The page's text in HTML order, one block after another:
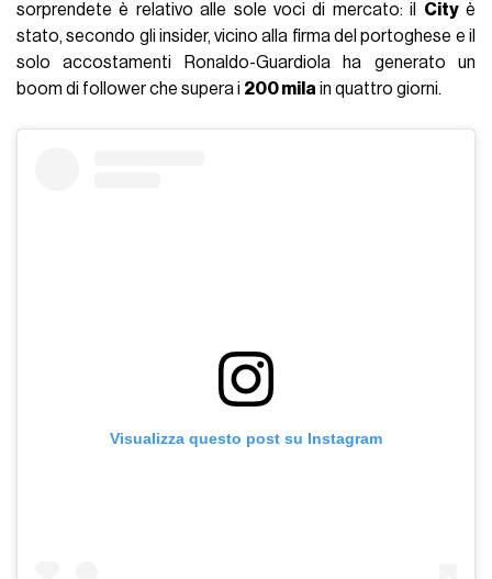
sorprendete è relativo alle sole voci di mercato: il Cityè
stato, secondo gli insider, vicino alla firma del portoghese e il
solo accostamenti Ronaldo-Guardiola ha generato un
boom di follower che supera i 200 mila in quattro giorni.
Visualizza questo post su Instagram